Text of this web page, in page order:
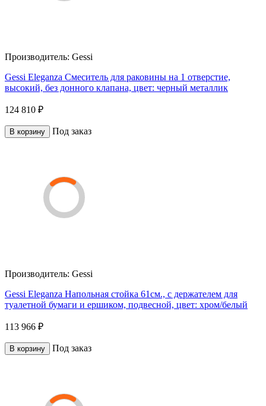
Производитель: Gessi
Gessi Eleganza Смеситель для раковины на 1 отверстие,
высокий, без донного клапана, цвет: черный металлик
124 810 ₽
В корзину Под заказ
Производитель: Gessi
Gessi Eleganza Напольная стойка 61см., с держателем для
туалетной бумаги и ершиком, подвесной, цвет: хром/белый
113 966 ₽
В корзину Под заказ